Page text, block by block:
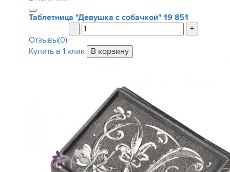
Таблетница "Девушка с собачкой" 19 851
-
+
Отзывы(0)
Купить в 1 клик